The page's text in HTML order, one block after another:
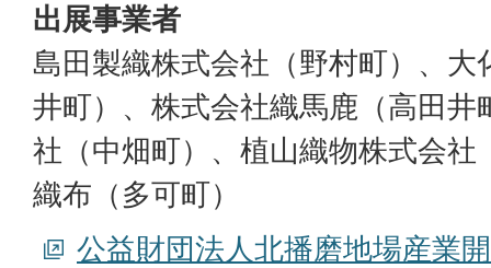
出展事業者
島田製織株式会社（野村町）、大
井町）、株式会社織馬鹿（高田井
社（中畑町）、植山織物株式会社
織布（多可町）
公益財団法人北播磨地場産業